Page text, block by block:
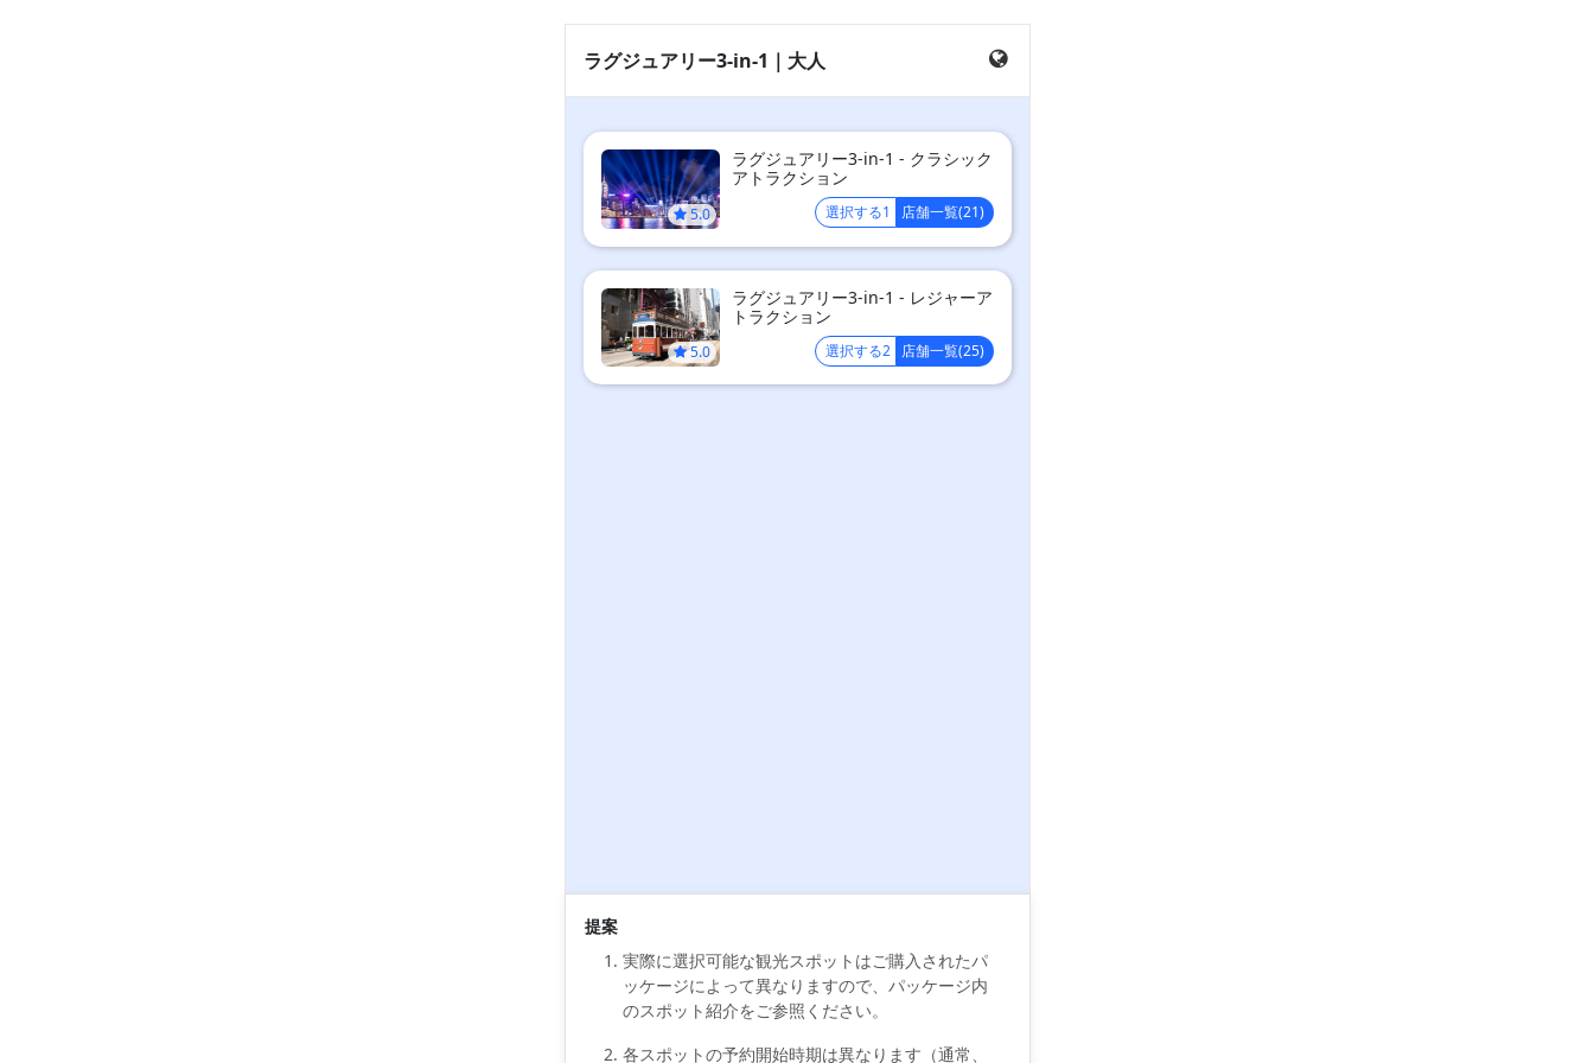
ラグジュアリー3-in-1｜大人
5.0
ラグジュアリー3-in-1 - クラシック
アトラクション
選択する1 店舗一覧(21)
5.0
ラグジュアリー3-in-1 - レジャーア
トラクション
選択する2 店舗一覧(25)
提案
実際に選択可能な観光スポットはご購入されたパ
ッケージによって異なりますので、パッケージ内
のスポット紹介をご参照ください。
各スポットの予約開始時期は異なります（通常、